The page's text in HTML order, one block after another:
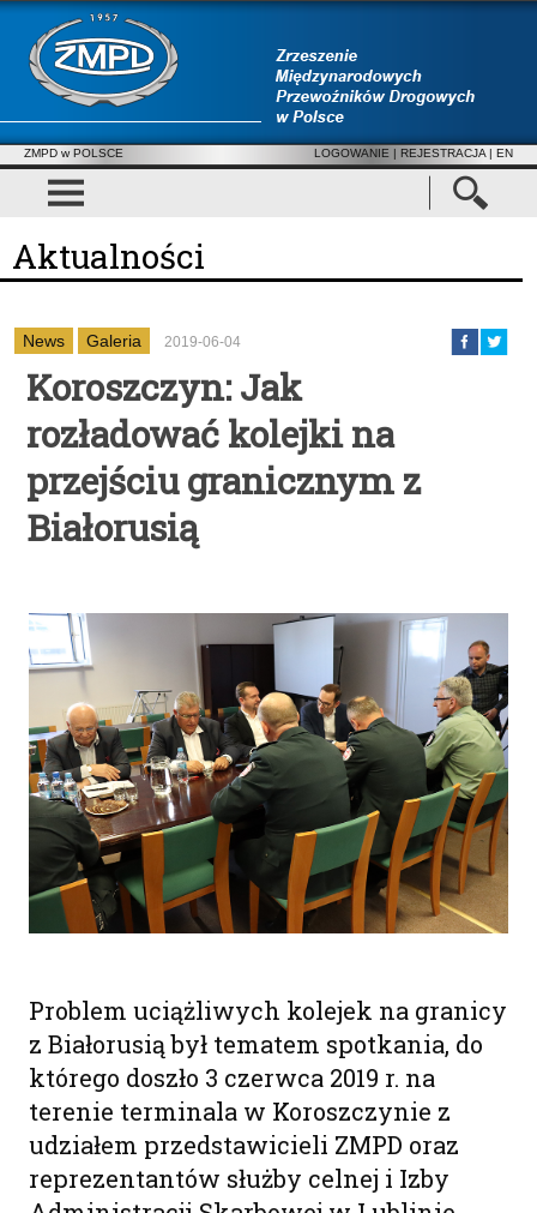
ZMPD w POLSCE LOGOWANIE | REJESTRACJA | EN
Aktualności
News Galeria 2019-06-04
Koroszczyn: Jak
rozładować kolejki na
przejściu granicznym z
Białorusią
Problem uciążliwych kolejek na granicy
z Białorusią był tematem spotkania, do
którego doszło 3 czerwca 2019 r. na
terenie terminala w Koroszczynie z
udziałem przedstawicieli ZMPD oraz
reprezentantów służby celnej i Izby